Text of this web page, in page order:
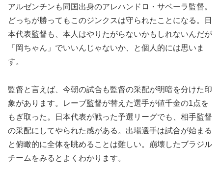
アルゼンチンも同国出身のアレハンドロ・サベーラ監督。
どっちが勝ってもこのジンクスは守られたことになる。日
本代表監督も、本人はやりたがらないかもしれないんだが
「岡ちゃん」でいいんじゃないか、と個人的には思いま
す。
監督と言えば、今朝の試合も監督の采配が明暗を分けた印
象があります。レーブ監督が替えた選手が値千金の1点を
もぎ取った。日本代表が戦った予選リーグでも、相手監督
の采配にしてやられた感がある。出場選手は試合が始まる
と俯瞰的に全体を眺めることは難しい。崩壊したブラジル
チームをみるとよくわかります。